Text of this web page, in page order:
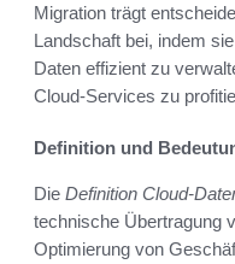
Migration trägt
Landschaft bei, indem
Daten effizient zu
Cloud-Services zu
Definition und
Die Definition Cloud-
technische Übertragung
Optimierung von